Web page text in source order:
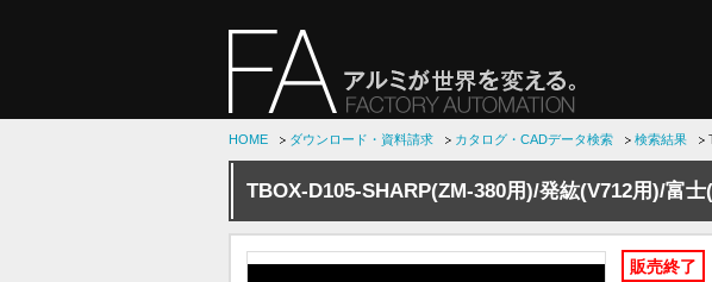
HOME ダウンロード・資料請求 カタログ・CADデータ検索 検索結果
TBOX-D105-SHARP(ZM-380用)/発紘(V712用)/富
販売終了